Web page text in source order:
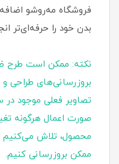
فروشگاه مه‌روشو
بدن خود را حرفه‌ای‌تر
نکته: ممکن است طرح
بروزرسانی‌های
تصاویر فعلی موجود
صورت اعمال هرگونه
محصول، تلاش می‌کنیم
ممکن بروزرسانی کنیم.